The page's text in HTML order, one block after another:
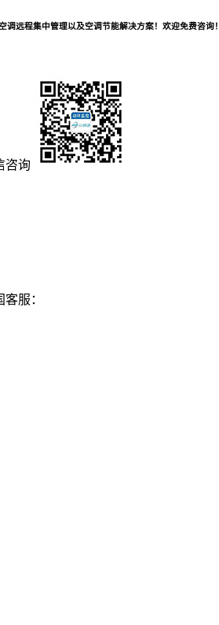
远程集中管理以及空调节能解决方案！欢迎免费咨询！
咨询
客服：